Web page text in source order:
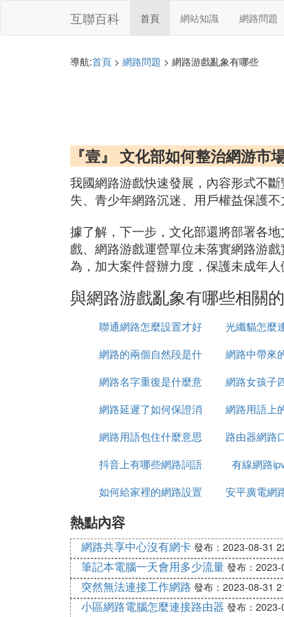
互聯百科 首頁 網站知識 網路問題
導航:首頁 > 網路問題 > 網路游戲亂象有哪些
『壹』 文化部如何整治網游市
我國網路游戲快速發展，內容形式不
失、青少年網路沉迷、用戶權益保護不
據了解，下一步，文化部還將部署各
戲、網路游戲運營單位未落實網路游
為，加大案件督辦力度，保護未成年
與網路游戲亂象有哪些相關
聯通網路怎麼設置才好
光纖貓怎麼
路
網路的兩個自然段是什
麼
網路中帶來
些
網路名字重復是什麼意
思
網路女孩子
麼
網路延遲了如何保證消
息有序
網路用語上
意
網路用語包住什麼意思
路由器網路
弄
抖音上有哪些網路詞語 有線網路
如何給家裡的網路設置
安平廣電網
熱點內容
網路共享中心沒有網卡 發布：2023-08-31
筆記本電腦一天會用多少流量 發布：
突然無法連接工作網路 發布：2023-08-31
小區網路電腦怎麼連接路由器 發布：